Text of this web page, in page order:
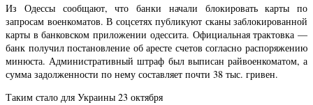
Из Одессы сообщают, что банки начали блокировать карты по
запросам военкоматов. В соцсетях публикуют сканы заблокированной
карты в банковском приложении одессита. Официальная трактовка —
банк получил постановление об аресте счетов согласно распоряжению
минюста. Административный штраф был выписан райвоенкоматом, а
сумма задолженности по нему составляет почти 38 тыс. гривен.
Таким стало для Украины 23 октября